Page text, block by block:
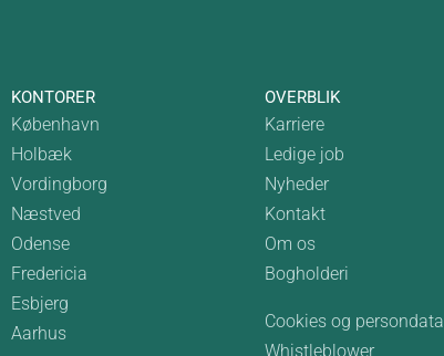
KONTORER
København
Holbæk
Vordingborg
Næstved
Odense
Fredericia
Esbjerg
Aarhus
OVERBLIK
Karriere
Ledige job
Nyheder
Kontakt
Om os
Bogholderi
Cookies og persondata
Whistleblower